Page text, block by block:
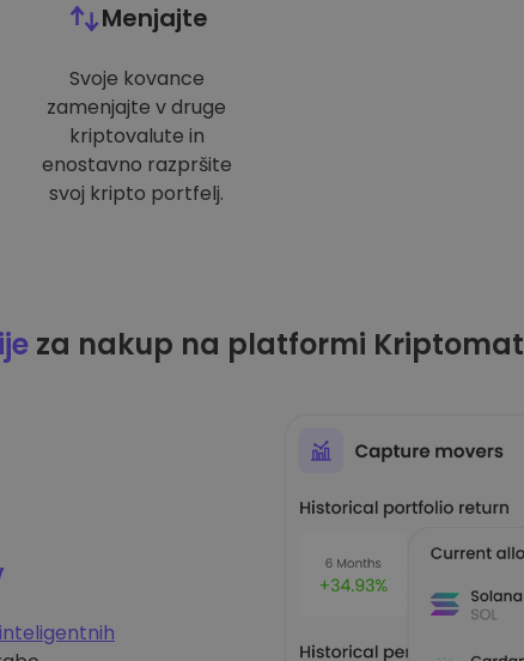
Menjajte
Svoje kovance
zamenjajte v druge
kriptovalute in
enostavno razpršite
svoj kripto portfelj.
za nakup na platformi Kriptomat